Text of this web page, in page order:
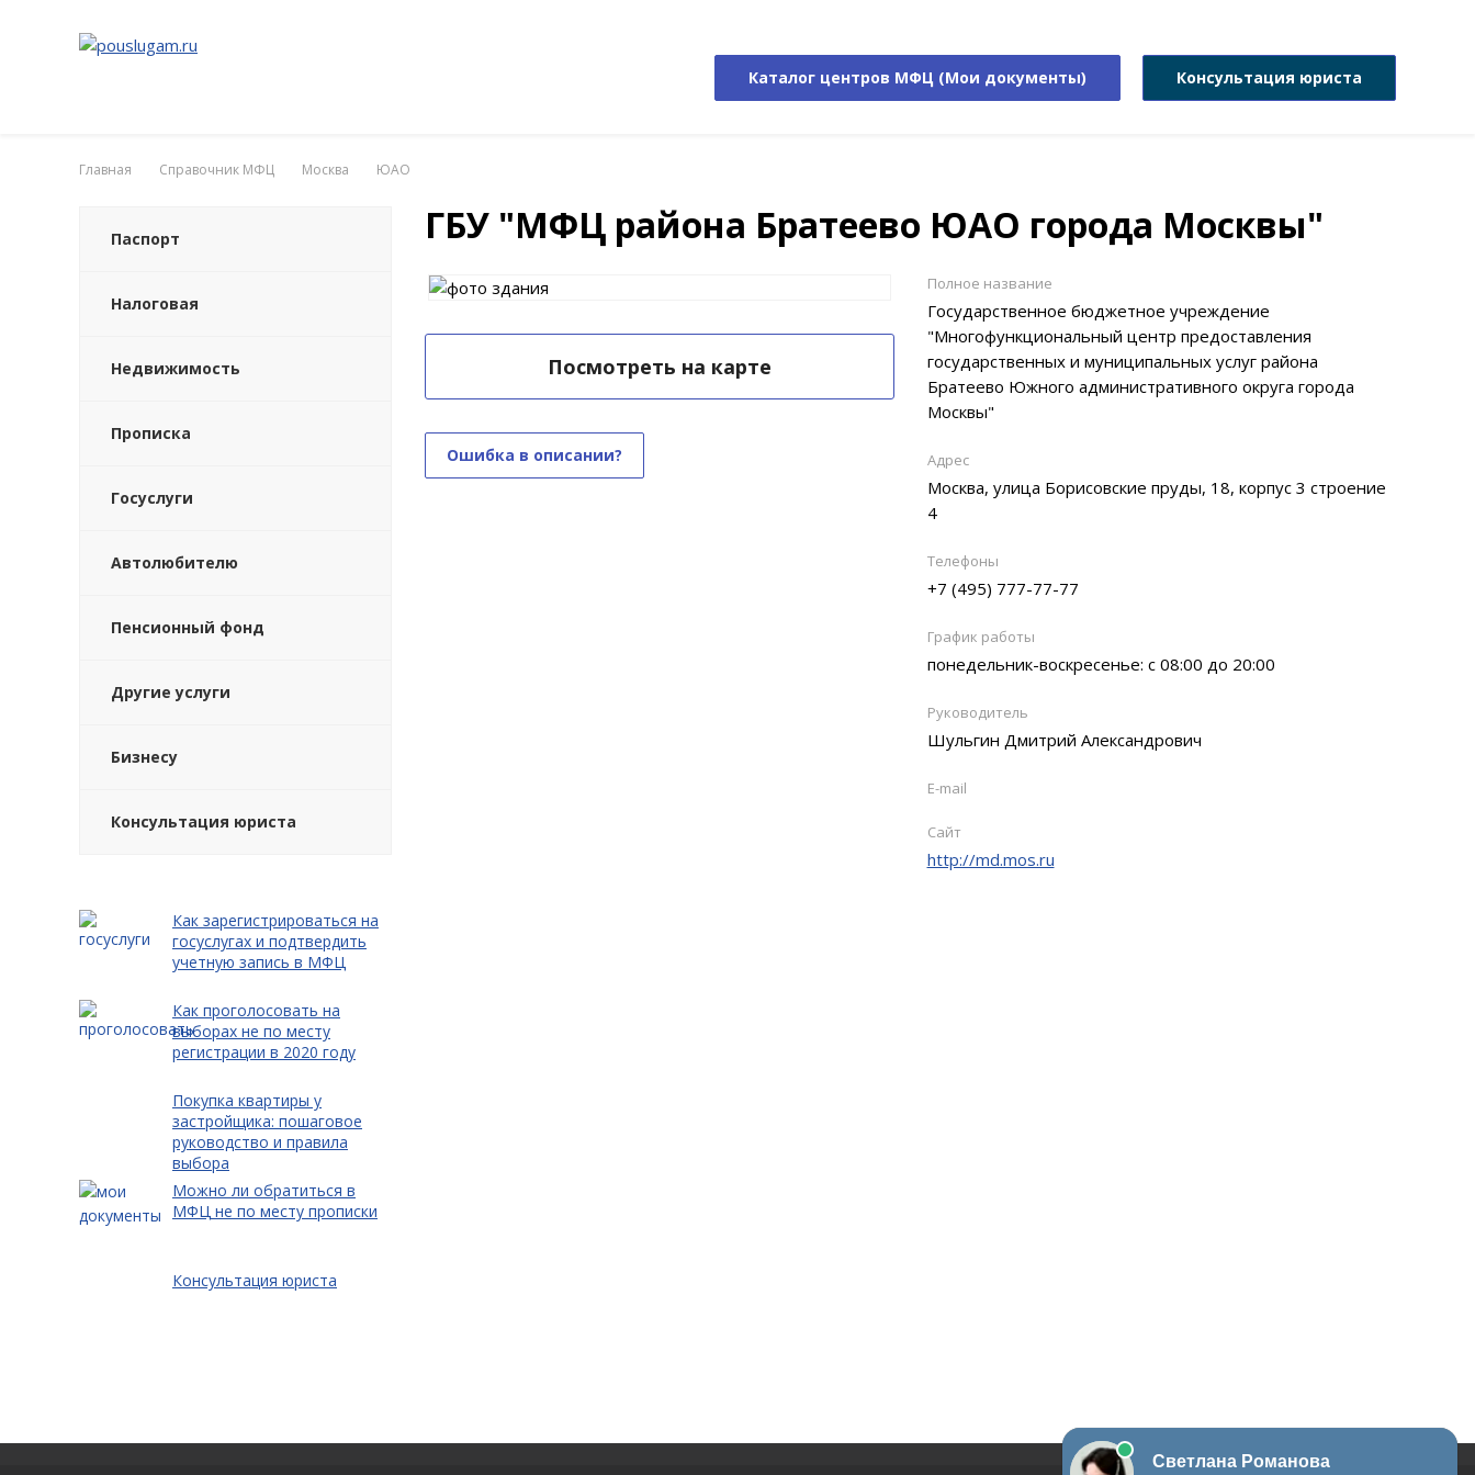
Консультация юриста
Каталог центров МФЦ (Мои документы)
Главная Справочник МФЦ Москва ЮАО
ГБУ "МФЦ района Братеево ЮАО города Москвы"
Посмотреть на карте
Ошибка в описании?
Полное название
Государственное бюджетное учреждение
"Многофункциональный центр предоставления
государственных и муниципальных услуг района
Братеево Южного административного округа города
Москвы"
Адрес
Москва, улица Борисовские пруды, 18, корпус 3 строение
4
Телефоны
+7 (495) 777-77-77
График работы
понедельник-воскресенье: с 08:00 до 20:00
Руководитель
Шульгин Дмитрий Александрович
E-mail
Сайт
http://md.mos.ru
Паспорт
Налоговая
Недвижимость
Прописка
Госуслуги
Автолюбителю
Пенсионный фонд
Другие услуги
Бизнесу
Консультация юриста
Как зарегистрироваться на
госуслугах и подтвердить
учетную запись в МФЦ
Как проголосовать на
выборах не по месту
регистрации в 2020 году
Покупка квартиры у
застройщика: пошаговое
руководство и правила
выбора
Можно ли обратиться в
МФЦ не по месту прописки
Консультация юриста